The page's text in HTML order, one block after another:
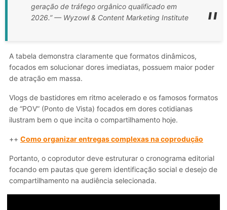
geração de tráfego orgânico qualificado em
2026.” — Wyzowl & Content Marketing Institute
A tabela demonstra claramente que formatos dinâmicos,
focados em solucionar dores imediatas, possuem maior poder
de atração em massa.
Vlogs de bastidores em ritmo acelerado e os famosos formatos
de “POV” (Ponto de Vista) focados em dores cotidianas
ilustram bem o que incita o compartilhamento hoje.
++ Como organizar entregas complexas na coprodução
Portanto, o coprodutor deve estruturar o cronograma editorial
focando em pautas que gerem identificação social e desejo de
compartilhamento na audiência selecionada.